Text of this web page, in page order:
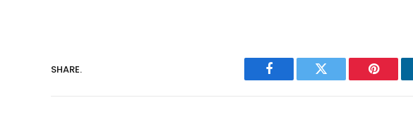
SHARE.
Facebook Twitter